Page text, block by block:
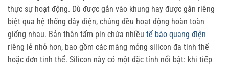
thực sự hoạt động. Dù được gắn vào khung hay được gắn riêng
biệt qua hệ thống dây điện, chúng đều hoạt động hoàn toàn
giống nhau. Bản thân tấm pin chứa nhiều tế bào quang điện
riêng lẻ nhỏ hơn, bao gồm các màng mỏng silicon đa tinh thể
hoặc đơn tinh thể. Silicon này có một đặc tính nổi bật: khi tiếp